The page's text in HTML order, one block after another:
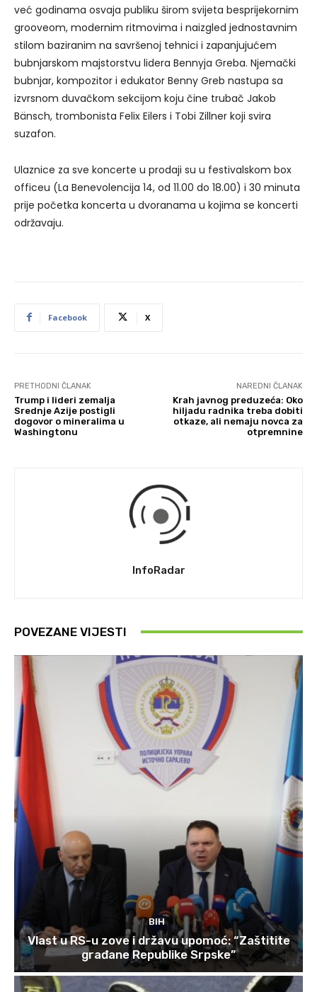
već godinama osvaja publiku širom svijeta besprijekornim
grooveom, modernim ritmovima i naizgled jednostavnim
stilom baziranim na savršenoj tehnici i zapanjujućem
bubnjarskom majstorstvu lidera Bennyja Greba. Njemački
bubnjar, kompozitor i edukator Benny Greb nastupa sa
izvrsnom duvačkom sekcijom koju čine trubač Jakob
Bänsch, trombonista Felix Eilers i Tobi Zillner koji svira
suzafon.
Ulaznice za sve koncerte u prodaji su u festivalskom box
officeu (La Benevolencija 14, od 11.00 do 18.00) i 30 minuta
prije početka koncerta u dvoranama u kojima se koncerti
održavaju.
Facebook X
PRETHODNI ČLANAK
Trump i lideri zemalja
Srednje Azije postigli
dogovor o mineralima u
Washingtonu
NAREDNI ČLANAK
Krah javnog preduzeća: Oko
hiljadu radnika treba dobiti
otkaze, ali nemaju novca za
otpremnine
InfoRadar
POVEZANE VIJESTI
BIH
Vlast u RS-u zove i državu upomoć: “Zaštitite
građane Republike Srpske”